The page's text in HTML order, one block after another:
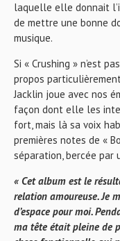
laquelle elle donnait
de mettre une bonne
musique.
Si « Crushing » n’est
propos
Jacklin joue avec nos
façon dont elle les
fort, mais là sa voix
premières notes de «
séparation, bercée par
« Cet album est le
relation amoureuse. Je
d’espace pour moi.
ma tête était pleine de